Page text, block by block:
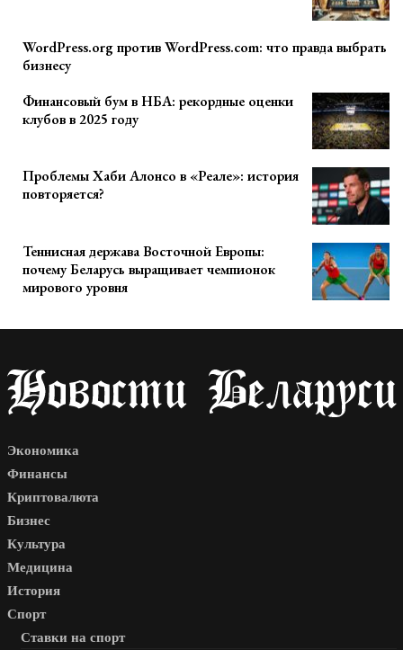
WordPress.org против WordPress.com: что правда выбрать
бизнесу
Финансовый бум в НБА: рекордные оценки
клубов в 2025 году
Проблемы Хаби Алонсо в «Реале»: история
повторяется?
Теннисная держава Восточной Европы:
почему Беларусь выращивает чемпионок
мирового уровня
Экономика
Финансы
Криптовалюта
Бизнес
Культура
Медицина
История
Спорт
Ставки на спорт